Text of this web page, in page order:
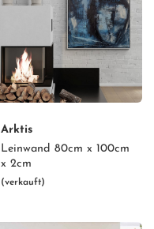
Arktis
Leinwand 80cm x 100cm
x 2cm
(verkauft)